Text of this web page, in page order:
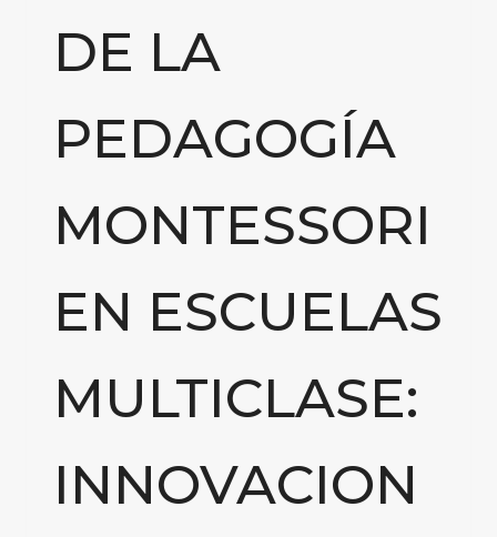
DE LA
PEDAGOGÍA
MONTESSORI
EN ESCUELAS
MULTICLASE:
INNOVACION